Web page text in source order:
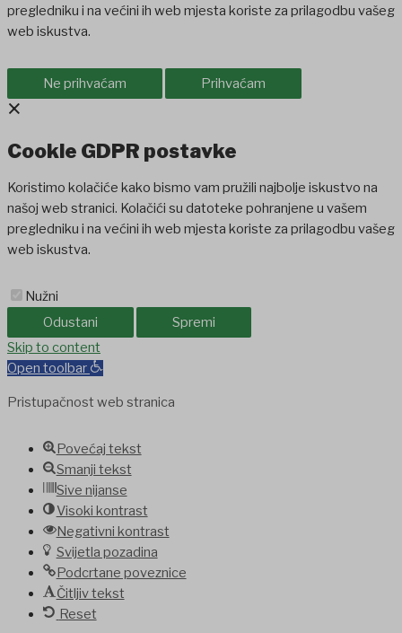
pregledniku i na većini ih web mjesta koriste za prilagodbu vašeg
web iskustva.
Ne prihvaćam Prihvaćam
×
Cookie GDPR postavke
Koristimo kolačiće kako bismo vam pružili najbolje iskustvo na
našoj web stranici. Kolačići su datoteke pohranjene u vašem
pregledniku i na većini ih web mjesta koriste za prilagodbu vašeg
web iskustva.
Nužni
Odustani
Spremi
holiganbetHoliganbet
Skip to content
Open toolbar
Pristupačnost web stranica
Povećaj tekst
Smanji tekst
Sive nijanse
Visoki kontrast
Negativni kontrast
Svijetla pozadina
Podcrtane poveznice
Čitljiv tekst
Reset